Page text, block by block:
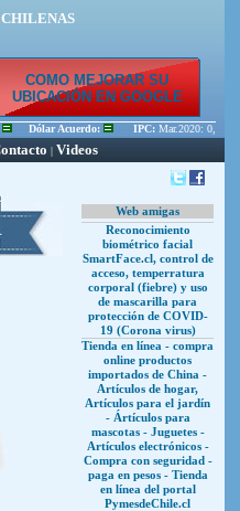
COMO MEJORAR SU
UBICACIÓN EN GOOGLE
Dólar Acuerdo: IPC:Mar.2020: 0,33 %
| Videos
Web amigas
Reconocimiento
biométrico facial
SmartFace.cl, control de
acceso, temperratura
corporal (fiebre) y uso
de mascarilla para
protección de COVID-
19 (Corona virus)
Tienda en línea - compra
online productos
importados de China -
Artículos de hogar,
Artículos para el jardín
- Ártículos para
mascotas - Juguetes -
Artículos electrónicos -
Compra con seguridad -
paga en pesos - Tienda
en línea del portal
PymesdeChile.cl